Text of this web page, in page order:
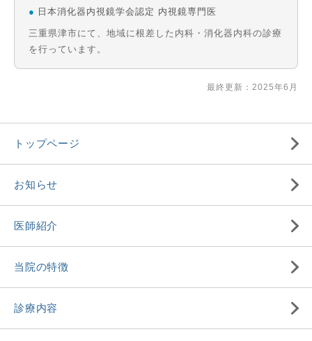
● 日本消化器内視鏡学会認定 内視鏡専門医
三重県津市にて、地域に根差した内科・消化器内科の診療
を行っています。
最終更新：2025年6月
トップページ
お知らせ
医師紹介
当院の特徴
診療内容